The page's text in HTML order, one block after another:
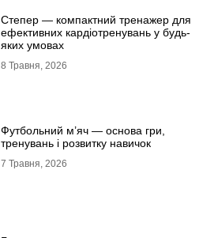
Степер — компактний тренажер для
ефективних кардіотренувань у будь-
яких умовах
8 Травня, 2026
Футбольний м’яч — основа гри,
тренувань і розвитку навичок
7 Травня, 2026